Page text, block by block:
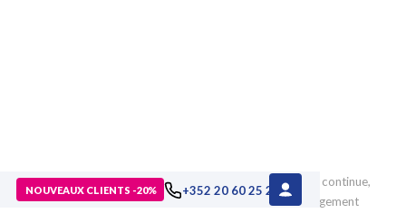
NOUVEAUX CLIENTS -20% +352 20 60 25 26
> Formations>Compétences métiers
Lean, amélioration continue,
QSE>Lean, amélioration continue
Formation Lean Management